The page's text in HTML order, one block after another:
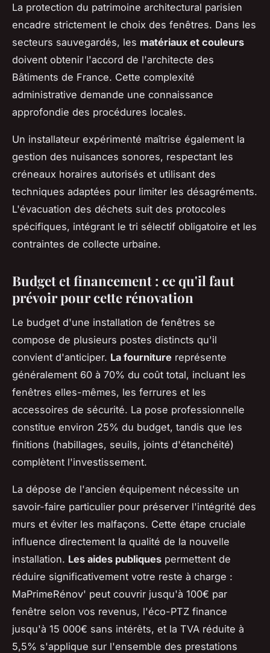
La protection du patrimoine architectural parisien
encadre strictement le choix des fenêtres. Dans les
secteurs sauvegardés, les matériaux et couleurs
doivent obtenir l'accord de l'architecte des
Bâtiments de France. Cette complexité
administrative demande une connaissance
approfondie des procédures locales.
Un installateur expérimenté maîtrise également la
gestion des nuisances sonores, respectant les
créneaux horaires autorisés et utilisant des
techniques adaptées pour limiter les désagréments.
L'évacuation des déchets suit des protocoles
spécifiques, intégrant le tri sélectif obligatoire et les
contraintes de collecte urbaine.
Budget et financement : ce qu'il faut
prévoir pour cette rénovation
Le budget d'une installation de fenêtres se
compose de plusieurs postes distincts qu'il
convient d'anticiper. La fourniture représente
généralement 60 à 70% du coût total, incluant les
fenêtres elles-mêmes, les ferrures et les
accessoires de sécurité. La pose professionnelle
constitue environ 25% du budget, tandis que les
finitions (habillages, seuils, joints d'étanchéité)
complètent l'investissement.
La dépose de l'ancien équipement nécessite un
savoir-faire particulier pour préserver l'intégrité des
murs et éviter les malfaçons. Cette étape cruciale
influence directement la qualité de la nouvelle
installation. Les aides publiques permettent de
réduire significativement votre reste à charge :
MaPrimeRénov' peut couvrir jusqu'à 100€ par
fenêtre selon vos revenus, l'éco-PTZ finance
jusqu'à 15 000€ sans intérêts, et la TVA réduite à
5,5% s'applique sur l'ensemble des prestations